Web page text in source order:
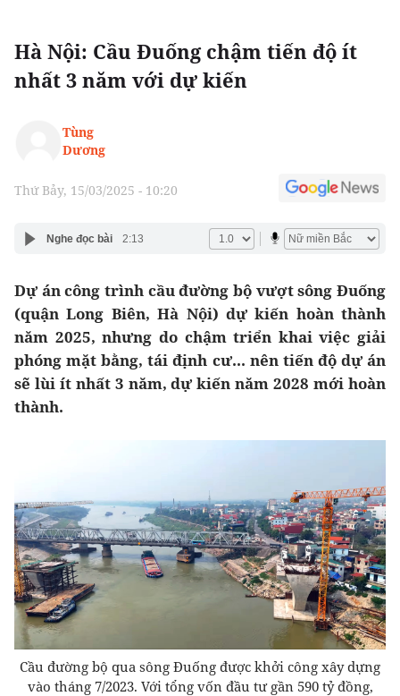
Hà Nội: Cầu Đuống chậm tiến độ ít
nhất 3 năm với dự kiến
Tùng
Dương
Thứ Bảy, 15/03/2025 - 10:20
Nghe đọc bài 2:13
Dự án công trình cầu đường bộ vượt sông Đuống
(quận Long Biên, Hà Nội) dự kiến hoàn thành
năm 2025, nhưng do chậm triển khai việc giải
phóng mặt bằng, tái định cư... nên tiến độ dự án
sẽ lùi ít nhất 3 năm, dự kiến năm 2028 mới hoàn
thành.
Cầu đường bộ qua sông Đuống được khởi công xây dựng
vào tháng 7/2023. Với tổng vốn đầu tư gần 590 tỷ đồng,